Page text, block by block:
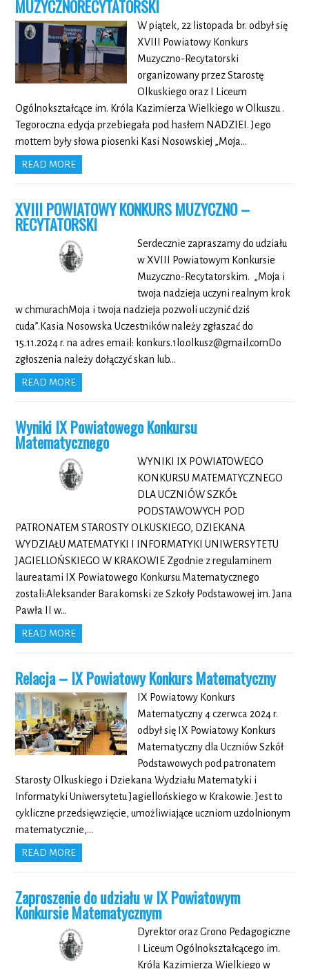
MUZYCZNORECYTATORSKI
W piątek, 22 listopada br. odbył się
XVIII Powiatowy Konkurs
Muzyczno-Recytatorski
organizowany przez Starostę
Olkuskiego oraz I Liceum
Ogólnokształcące im. Króla Kazimierza Wielkiego w Olkuszu .
Tegoroczna edycja przebiegała pod hasłem NADZIEI. Jego
mottem były słowa piosenki Kasi Nosowskiej „Moja…
READ MORE
XVIII POWIATOWY KONKURS MUZYCZNO –
RECYTATORSKI
Serdecznie zapraszamy do udziału
w XVIII Powiatowym Konkursie
Muzyczno-Recytatorskim. „Moja i
twoja nadzieja uczyni realnym krok
w chmurachMoja i twoja nadzieja pozwoli uczynić dziś
cuda”.Kasia Nosowska Uczestników należy zgłaszać do
15.11.2024 r. na adres email: konkurs.1lo.olkusz@gmail.comDo
zgłoszenia należy dołączyć skan lub…
READ MORE
Wyniki IX Powiatowego Konkursu
Matematycznego
WYNIKI IX POWIATOWEGO
KONKURSU MATEMATYCZNEGO
DLA UCZNIÓW SZKÓŁ
PODSTAWOWYCH POD
PATRONATEM STAROSTY OLKUSKIEGO, DZIEKANA
WYDZIAŁU MATEMATYKI I INFORMATYKI UNIWERSYTETU
JAGIELLOŃSKIEGO W KRAKOWIE Zgodnie z regulaminem
laureatami IX Powiatowego Konkursu Matematycznego
zostali:Aleksander Barakomski ze Szkoły Podstawowej im. Jana
Pawła II w…
READ MORE
Relacja – IX Powiatowy Konkurs Matematyczny
IX Powiatowy Konkurs
Matematyczny 4 czerwca 2024 r.
odbył się IX Powiatowy Konkurs
Matematyczny dla Uczniów Szkół
Podstawowych pod patronatem
Starosty Olkuskiego i Dziekana Wydziału Matematyki i
Informatyki Uniwersytetu Jagiellońskiego w Krakowie. Jest to
cykliczne przedsięwzięcie, umożliwiające uczniom uzdolnionym
matematycznie,…
READ MORE
Zaproszenie do udziału w IX Powiatowym
Konkursie Matematycznym
Dyrektor oraz Grono Pedagogiczne
I Liceum Ogólnokształcącego im.
Króla Kazimierza Wielkiego w